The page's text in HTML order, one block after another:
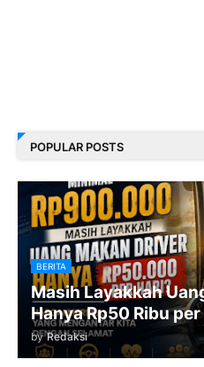
POPULAR POSTS
BERITA
Masih Layakkah
Hanya Rp50 Ribu
by Redaksi